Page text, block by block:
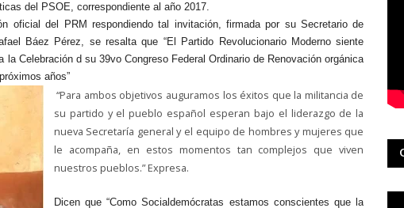
del PSOE, correspondiente al año 2017.
oficial del PRM respondiendo tal invitación, firmada por su Secretario de
Báez Pérez, se resalta que “El Partido Revolucionario Moderno siente
Celebración d su 39vo Congreso Federal Ordinario de Renovación orgánica
años”
“Para ambos objetivos auguramos los éxitos que la militancia de
su partido y el pueblo español esperan bajo el liderazgo de la
nueva Secretaría general y el equipo de hombres y mujeres que
le acompaña, en estos momentos tan complejos que viven
nuestros pueblos.” Expresa.
Dicen que “Como Socialdemócratas estamos conscientes que la